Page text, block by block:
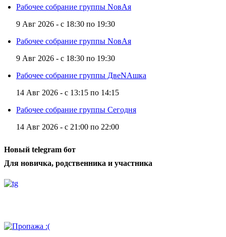
Рабочее собрание группы NовАя
9 Авг 2026 - с 18:30 по 19:30
Рабочее собрание группы NовАя
9 Авг 2026 - с 18:30 по 19:30
Рабочее собрание группы ДвеNAшка
14 Авг 2026 - с 13:15 по 14:15
Рабочее собрание группы Сегодня
14 Авг 2026 - с 21:00 по 22:00
Новый telegram бот
Для новичка, родственника и участника